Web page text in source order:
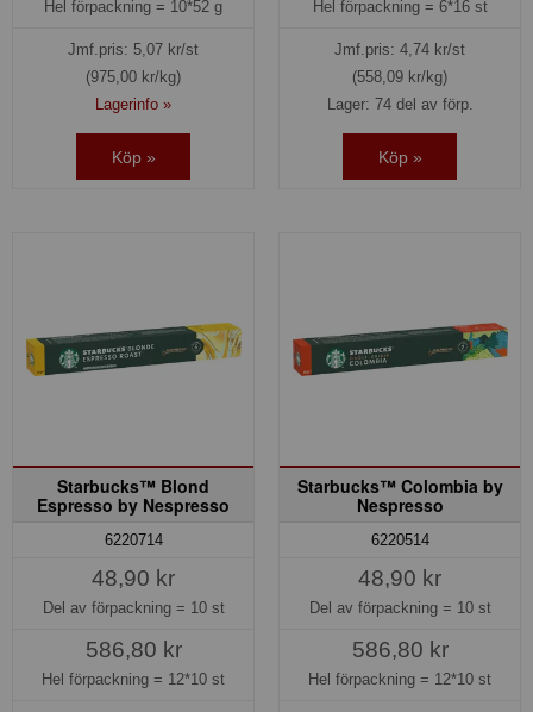
Hel förpackning = 10*52 g
Jmf.pris: 5,07 kr/st
(975,00 kr/kg)
Lagerinfo »
Köp »
Hel förpackning = 6*16 st
Jmf.pris: 4,74 kr/st
(558,09 kr/kg)
Lager: 74 del av förp.
Köp »
Starbucks™ Blond
Espresso by Nespresso
6220714
48,90 kr
Del av förpackning = 10 st
586,80 kr
Hel förpackning = 12*10 st
Starbucks™ Colombia by
Nespresso
6220514
48,90 kr
Del av förpackning = 10 st
586,80 kr
Hel förpackning = 12*10 st